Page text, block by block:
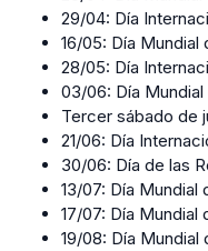
29/04: Día
16/05: Día Mundial
28/05: Día
03/06: Día
Tercer sábado de
21/06: Día
30/06: Día de las
13/07: Día Mundial
17/07: Día Mundial
19/08: Día Mundial